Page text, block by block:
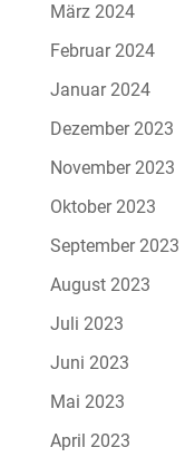
März 2024
Februar 2024
Januar 2024
Dezember 2023
November 2023
Oktober 2023
September 2023
August 2023
Juli 2023
Juni 2023
Mai 2023
April 2023